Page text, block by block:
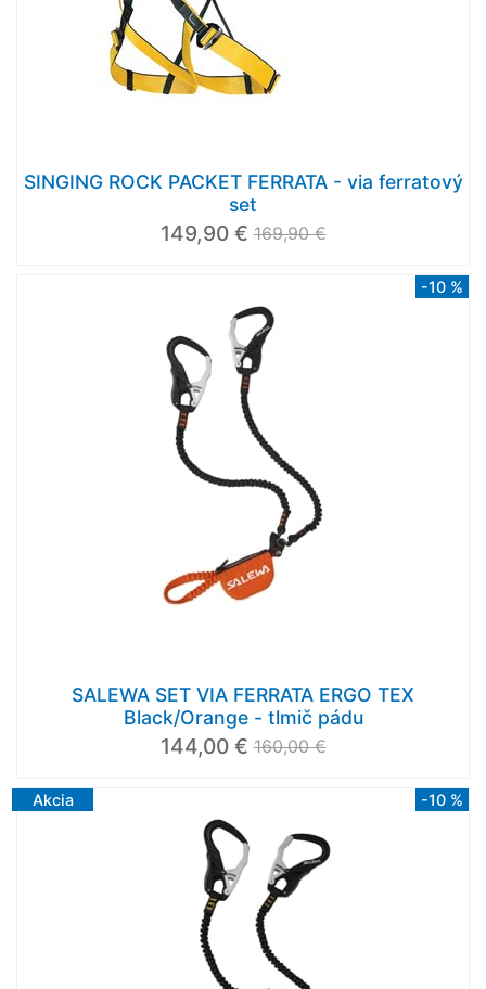
SINGING ROCK PACKET FERRATA - via ferratový
set
149,90 € 169,90 €
-10 %
SALEWA SET VIA FERRATA ERGO TEX
Black/Orange - tlmič pádu
144,00 € 160,00 €
Akcia -10 %